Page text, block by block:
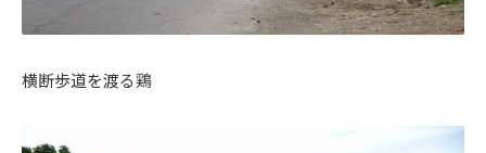
横断歩道を渡る鶏